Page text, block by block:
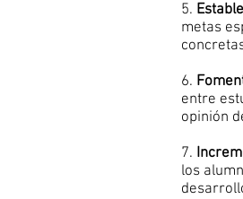
5.
metas
6.
entre
opinión
7.
los